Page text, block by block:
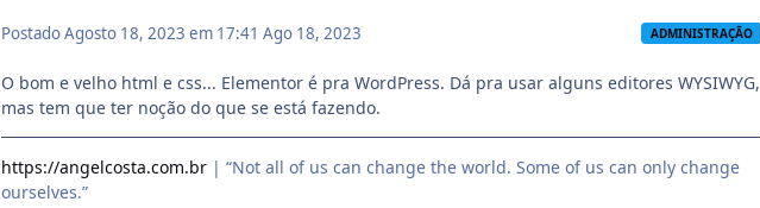
PostadoAgosto 18, 2023 em 17:41 Ago 18, 2023 ADMINISTRAÇÃO
O bom e velho html e css... Elementor é pra WordPress. Dá pra usar alguns editores WYSIWYG,
mas tem que ter noção do que se está fazendo.
https://angelcosta.com.br | “Not all of us can change the world. Some of us can only change
ourselves.”